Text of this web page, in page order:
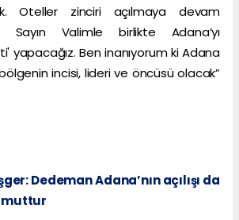
Oteller zinciri açılmaya devam
Sayın Valimle birlikte Adana’yı
yapacağız. Ben inanıyorum ki Adana
incisi, lideri ve öncüsü olacak”
Dedeman Adana’nın açılışı da